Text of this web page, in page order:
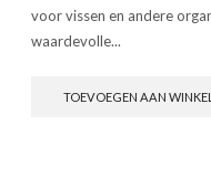
voor vissen en andere
waardevolle...
TOEVOEGEN AAN